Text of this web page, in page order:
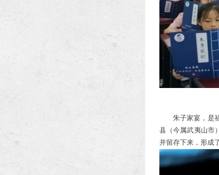
朱子家宴，是
县（今属武夷山市
并留存下来，形成